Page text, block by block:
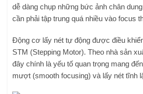
dễ dàng chụp những bức ảnh chân
cần phải tập trung quá nhiều vào focus
Động cơ lấy nét tự động được điều
STM (Stepping Motor). Theo nhà sản
đây chính là yếu tố quan trọng mang
mượt (smooth focusing) và lấy nét tĩnh